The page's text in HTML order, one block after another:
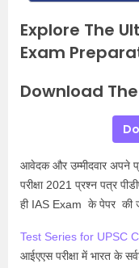
Explore The
Exam
Download
आवेदक और उम्मीदवार अपने
परीक्षा 2021 प्रश्न पत्र
ही IAS Exam के पेपर की
Test Series for UPSC
आईएएस परीक्षा में भारत के